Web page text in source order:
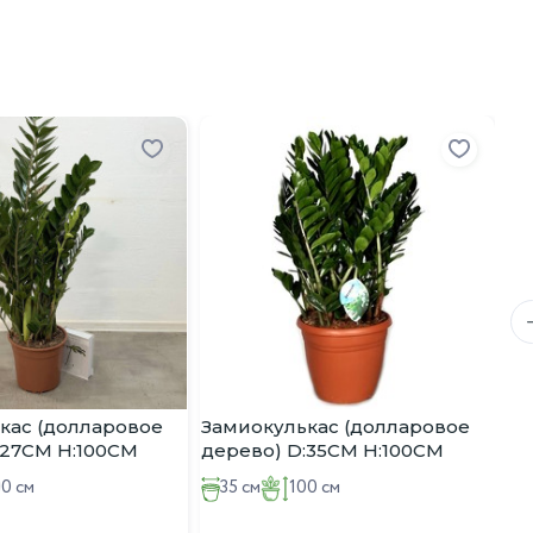
или другого помещения и подарит вам радость от
(долларовое
H:100CM
см
Замиокулькас (долларовое
дерево) D:35CM H:100CM
35 см 100 см